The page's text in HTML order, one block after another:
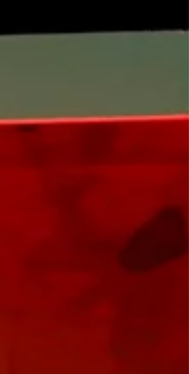
esta gala concluyen las galas de invierno
nuestro guitarrista oficial, Antonio Fer